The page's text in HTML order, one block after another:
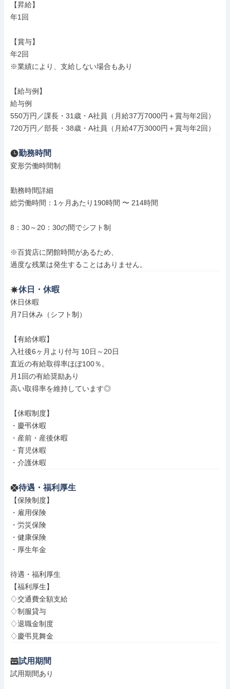
【昇給】
年1回
【賞与】
年2回
※業績により、支給しない場合もあり
【給与例】
給与例
550万円／課長・31歳・A社員（月給37万7000円＋賞与年2回）
720万円／部長・38歳・A社員（月給47万3000円＋賞与年2回）
勤務時間
変形労働時間制
勤務時間詳細
総労働時間：1ヶ月あたり190時間 〜 214時間
8：30～20：30の間でシフト制
※百貨店に閉館時間があるため、
過度な残業は発生することはありません。
休日・休暇
休日休暇
月7日休み（シフト制）
【有給休暇】
入社後6ヶ月より付与 10日～20日
直近の有給取得率ほぼ100％。
月1回の有給奨励あり
高い取得率を維持しています◎
【休暇制度】
・慶弔休暇
・産前・産後休暇
・育児休暇
・介護休暇
待遇・福利厚生
【保険制度】
・雇用保険
・労災保険
・健康保険
・厚生年金
待遇・福利厚生
【福利厚生】
♢交通費全額支給
♢制服貸与
♢退職金制度
♢慶弔見舞金
試用期間
試用期間あり